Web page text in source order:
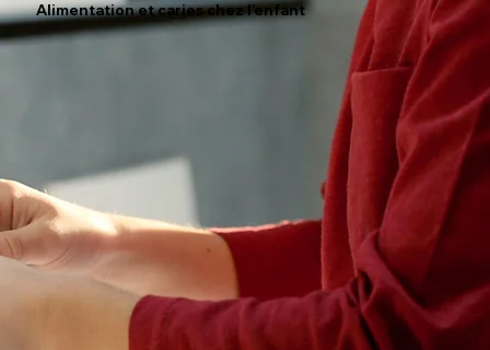
Alimentation et caries chez l’enfant